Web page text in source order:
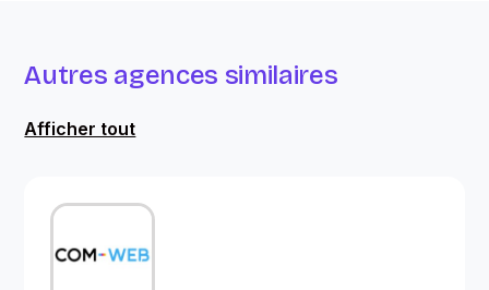
Autres agences similaires
Afficher tout